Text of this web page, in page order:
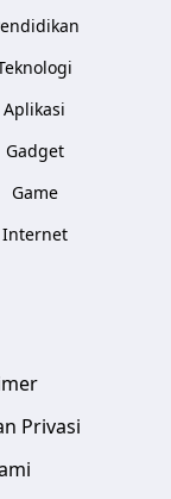
Aplikasi
Gadget
Game
Internet
Privasi